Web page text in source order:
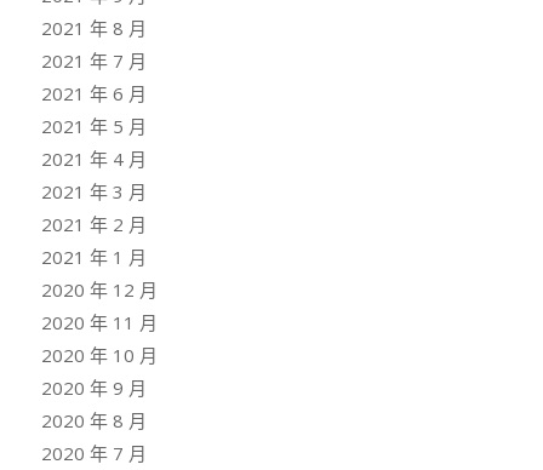
2021 年 8 月
2021 年 7 月
2021 年 6 月
2021 年 5 月
2021 年 4 月
2021 年 3 月
2021 年 2 月
2021 年 1 月
2020 年 12 月
2020 年 11 月
2020 年 10 月
2020 年 9 月
2020 年 8 月
2020 年 7 月